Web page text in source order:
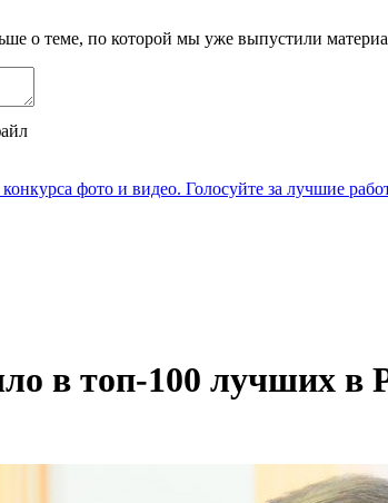
о теме, по которой мы уже выпустили
фото и видео. Голосуйте за лучшие
в топ-100 лучших в